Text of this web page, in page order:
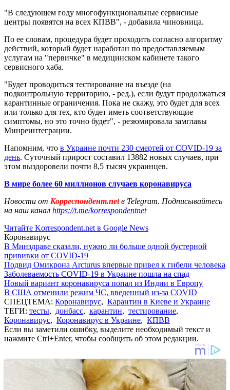
"В следующем году многофункциональные сервисные
центры появятся на всех КПВВ", - добавила чиновница.
По ее словам, процедура будет проходить согласно алгоритму
действий, который будет наработан по предоставляемым
услугам на "первичке" в медицинском кабинете такого
сервисного хаба.
"Будет проводиться тестирование на въезде (на
подконтрольную территорию, - ред.), если будут продолжаться
карантинные ограничения. Пока не скажу, это будет для всех
или только для тех, кто будет иметь соответствующие
симптомы, но это точно будет", - резюмировала замглавы
Минреинтеграции.
Напомним, что в Украине почти 230 смертей от COVID-19 за
день. Суточный прирост составил 13882 новых случаев, при
этом выздоровели почти 8,5 тысяч украинцев.
В мире более 60 миллионов случаев коронавируса
Новости от Корреспондент.netв Telegram. Подписывайтесь
на наш канал https://t.me/korrespondentnet
Читайте Korrespondent.net в Google News
Коронавирус
В Минздраве сказали, нужно ли больше одной бустерной
прививки от COVID-19
Подвид Омикрона Arcturus впервые привел к гибели человека
Заболеваемость COVID-19 в Украине пошла на спад
Новый вариант коронавируса попал из Индии в Европу
В США отменили режим ЧС, введенный из-за COVID
СПЕЦТЕМА: Коронавирус, Карантин в Киеве и Украине
ТЕГИ: тесты, донбасс, карантин, тестирование,
Коронавирус, Коронавирус в Украине, КПВВ
Если вы заметили ошибку, выделите необходимый текст и
нажмите Ctrl+Enter, чтобы сообщить об этом редакции.